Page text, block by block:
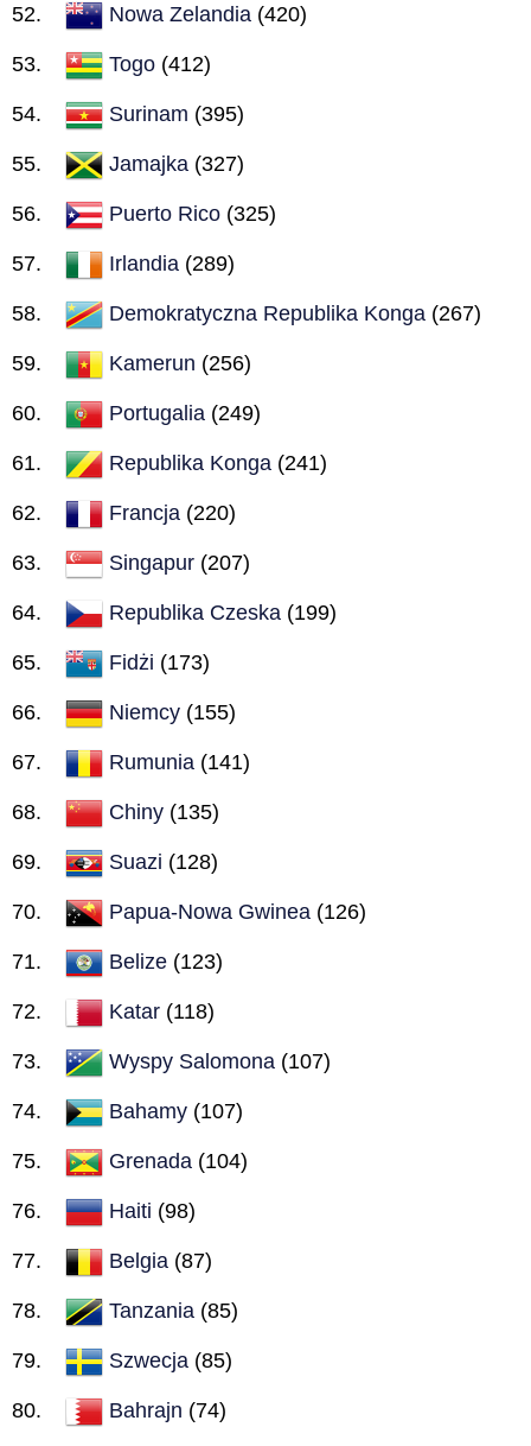
Nowa Zelandia (420)
Togo (412)
Surinam (395)
Jamajka (327)
Puerto Rico (325)
Irlandia (289)
Demokratyczna Republika Konga (267)
Kamerun (256)
Portugalia (249)
Republika Konga (241)
Francja (220)
Singapur (207)
Republika Czeska (199)
Fidżi (173)
Niemcy (155)
Rumunia (141)
Chiny (135)
Suazi (128)
Papua-Nowa Gwinea (126)
Belize (123)
Katar (118)
Wyspy Salomona (107)
Bahamy (107)
Grenada (104)
Haiti (98)
Belgia (87)
Tanzania (85)
Szwecja (85)
Bahrajn (74)